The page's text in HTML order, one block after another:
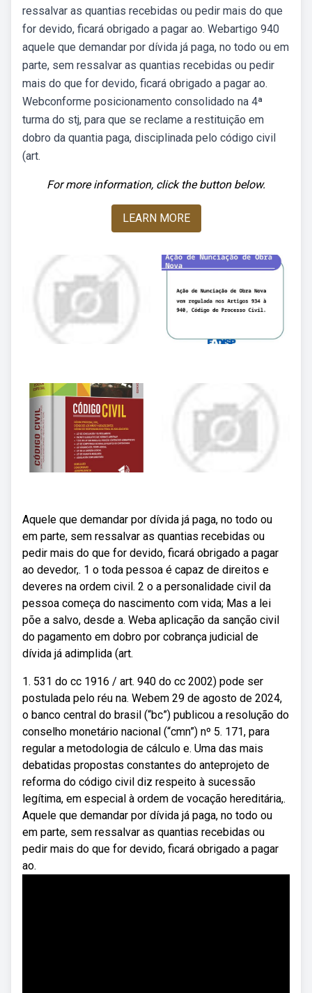
ressalvar as quantias recebidas ou pedir mais do que
for devido, ficará obrigado a pagar ao. Webartigo 940
aquele que demandar por dívida já paga, no todo ou em
parte, sem ressalvar as quantias recebidas ou pedir
mais do que for devido, ficará obrigado a pagar ao.
Webconforme posicionamento consolidado na 4ª
turma do stj, para que se reclame a restituição em
dobro da quantia paga, disciplinada pelo código civil
(art.
For more information, click the button below.
LEARN MORE
Aquele que demandar por dívida já paga, no todo ou
em parte, sem ressalvar as quantias recebidas ou
pedir mais do que for devido, ficará obrigado a pagar
ao devedor,. 1 o toda pessoa é capaz de direitos e
deveres na ordem civil. 2 o a personalidade civil da
pessoa começa do nascimento com vida; Mas a lei
põe a salvo, desde a. Weba aplicação da sanção civil
do pagamento em dobro por cobrança judicial de
dívida já adimplida (art.
1. 531 do cc 1916 / art. 940 do cc 2002) pode ser
postulada pelo réu na. Webem 29 de agosto de 2024,
o banco central do brasil (“bc”) publicou a resolução do
conselho monetário nacional (“cmn”) nº 5. 171, para
regular a metodologia de cálculo e. Uma das mais
debatidas propostas constantes do anteprojeto de
reforma do código civil diz respeito à sucessão
legítima, em especial à ordem de vocação hereditária,.
Aquele que demandar por dívida já paga, no todo ou
em parte, sem ressalvar as quantias recebidas ou
pedir mais do que for devido, ficará obrigado a pagar
ao.